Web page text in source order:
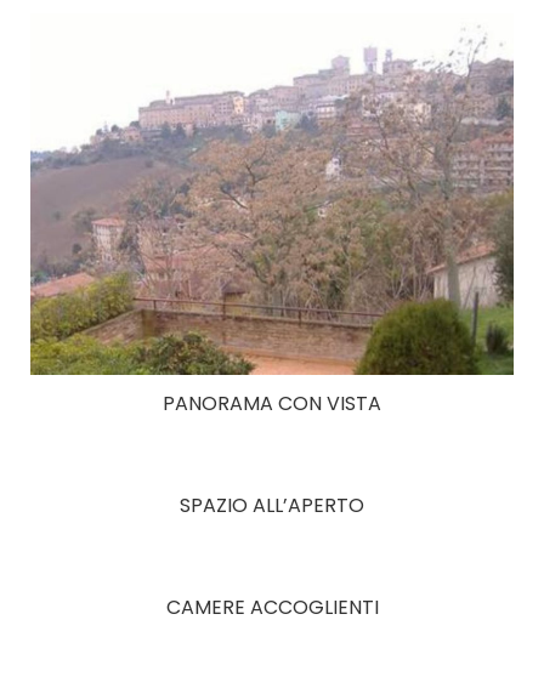
PANORAMA CON VISTA
SPAZIO ALL’APERTO
CAMERE ACCOGLIENTI